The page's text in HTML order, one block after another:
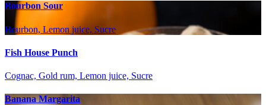
Bourbon Sour
Bourbon, Lemon juice, Sucre
Fish House Punch
Cognac, Gold rum, Lemon juice, Sucre
Banana Margarita